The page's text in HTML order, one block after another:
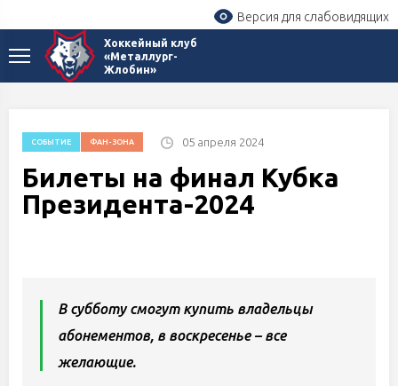
Версия для слабовидящих
Хоккейный клуб
«Металлург-
Жлобин»
СОБЫТИЕ ФАН-ЗОНА 05 апреля 2024
Билеты на финал Кубка
Президента-2024
В субботу смогут купить владельцы
абонементов, в воскресенье – все
желающие.